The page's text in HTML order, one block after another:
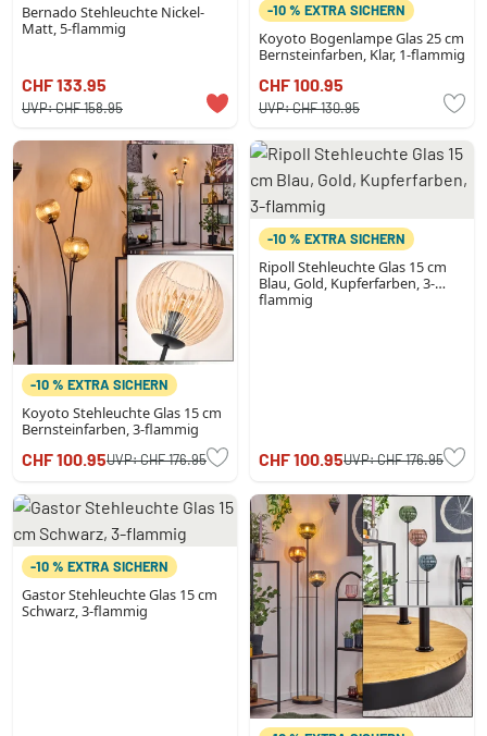
Bernado Stehleuchte Nickel-
Matt, 5-flammig
CHF 133.95
UVP:CHF 158.95
-10 % EXTRA SICHERN
Koyoto Bogenlampe Glas 25 cm
Bernsteinfarben, Klar, 1-flammig
CHF 100.95
UVP:CHF 130.95
-10 % EXTRA SICHERN
Koyoto Stehleuchte Glas 15 cm
Bernsteinfarben, 3-flammig
CHF 100.95UVP:CHF 176.95
-10 % EXTRA SICHERN
Ripoll Stehleuchte Glas 15 cm
Blau, Gold, Kupferfarben, 3-
flammig
CHF 100.95UVP:CHF 176.95
-10 % EXTRA SICHERN
Gastor Stehleuchte Glas 15 cm
Schwarz, 3-flammig